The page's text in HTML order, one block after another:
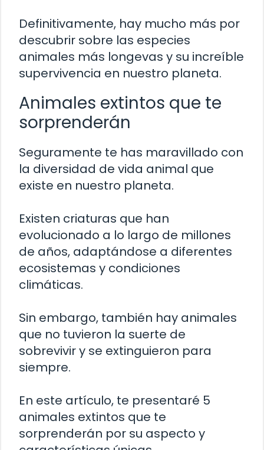
Definitivamente, hay mucho más por
descubrir sobre las especies
animales más longevas y su increíble
supervivencia en nuestro planeta.
Animales extintos que te
sorprenderán
Seguramente te has maravillado con
la diversidad de vida animal que
existe en nuestro planeta.
Existen criaturas que han
evolucionado a lo largo de millones
de años, adaptándose a diferentes
ecosistemas y condiciones
climáticas.
Sin embargo, también hay animales
que no tuvieron la suerte de
sobrevivir y se extinguieron para
siempre.
En este artículo, te presentaré 5
animales extintos que te
sorprenderán por su aspecto y